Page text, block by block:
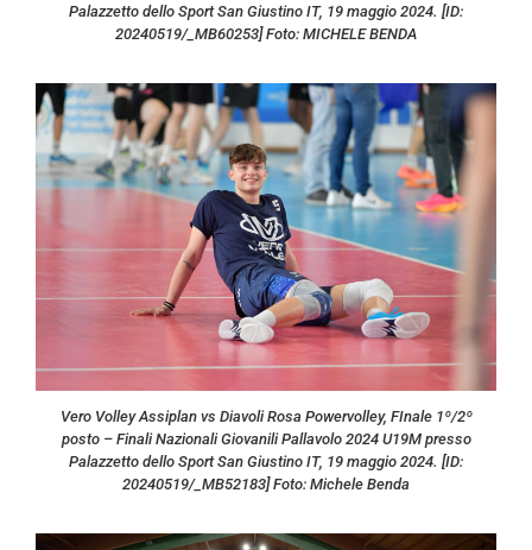
Palazzetto dello Sport San Giustino IT, 19 maggio 2024. [ID:
20240519/_MB60253] Foto: MICHELE BENDA
Vero Volley Assiplan vs Diavoli Rosa Powervolley, FInale 1º/2º
posto – Finali Nazionali Giovanili Pallavolo 2024 U19M presso
Palazzetto dello Sport San Giustino IT, 19 maggio 2024. [ID:
20240519/_MB52183] Foto: Michele Benda